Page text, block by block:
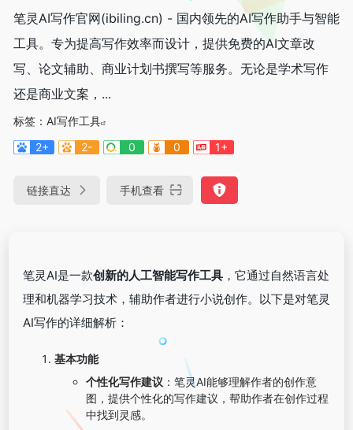
笔灵AI写作官网(ibiling.cn) - 国内领先的AI写作助手与智能
工具。专为提高写作效率而设计，提供免费的AI文章改
写、论文辅助、商业计划书撰写等服务。无论是学术写作
还是商业文案，...
标签： AI写作工具
2+
2- 0 0 1+
链接直达 手机查看
笔灵AI是一款创新的人工智能写作工具，它通过自然语言处
理和机器学习技术，辅助作者进行小说创作。以下是对笔灵
AI写作的详细解析：
基本功能
个性化写作建议 ：笔灵AI能够理解作者的创作意
图，提供个性化的写作建议，帮助作者在创作过程
中找到灵感。